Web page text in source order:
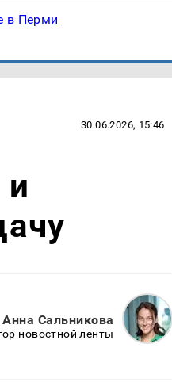
в Перми
30.06.2026, 15:46
Анна Сальникова
новостной ленты